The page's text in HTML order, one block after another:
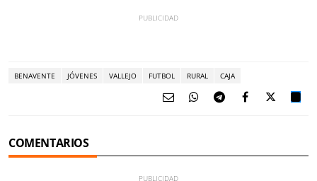
BENAVENTE JÓVENES VALLEJO FUTBOL RURAL CAJA
COMENTARIOS